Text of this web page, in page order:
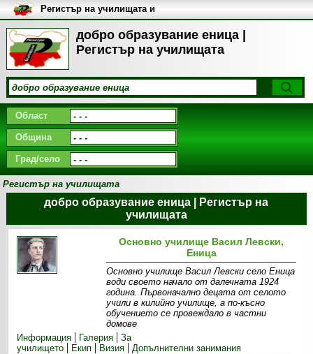
добро образувание еница |
Регистър на училищата
Регистър на училищата и
университетите в България
Област
Община
Град/село
Регистър на училищата
добро образувание еница | Регистър на
училищата
Основно училище Васил Левски,
Еница
Основно училище Васил Левски село Еница
води своето начало от далечната 1924
година. Първоначално децата от селото
учили в килийно училище, а по-късно
обучението се провеждало в частни
домове
Информация
Галерия
За
училището
Екип Визия Допълнителни занимания